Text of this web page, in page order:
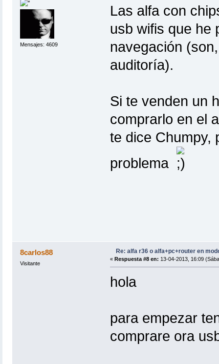
Mensajes: 4609
Las alfa con
usb wifis que he
navegación
auditoría).
Si te venden un
comprarlo en el
te dice Chumpy,
problema
8carlos88
Visitante
Re: alfa r36 o alfa+pc+router en
« Respuesta #8 en: 13-04-2013, 16:09
hola
para empezar
comprare ora